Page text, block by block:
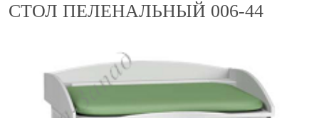
СТОЛ ПЕЛЕНАЛЬНЫЙ 006-44